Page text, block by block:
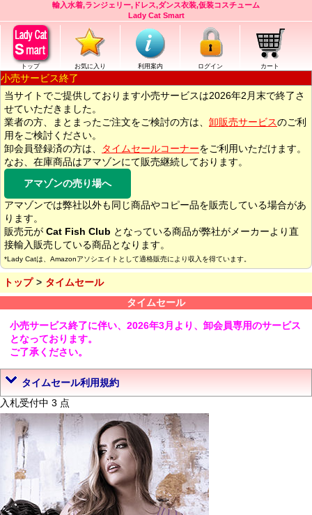
輸入水着,ランジェリー,ドレス,ダンス衣装,仮装コスチューム
Lady Cat Smart
トップ お気に入り 利用案内 ログイン カート
小売サービス終了
当サイトでご提供しております小売サービスは2026年2月末で終了さ
せていただきました。
業者の方、まとまったご注文をご検討の方は、 卸販売サービスのご利
用をご検討ください。
卸会員登録済の方は、
タイムセールコーナーをご利用いただけます。
なお、在庫商品はアマゾンにて販売継続しております。
アマゾンの売り場へ
アマゾンでは弊社以外も同じ商品やコピー品を販売している場合があ
ります。
販売元が Cat Fish Club となっている商品が弊社がメーカーより直
接輸入販売している商品となります。
*Lady Catは、Amazonアソシエイトとして適格販売により収入を得ています。
トップ
タイムセール
タイムセール
小売サービス終了に伴い、2026年3月より、卸会員専用のサービス
となっております。
ご了承ください。
タイムセール利用規約
入札受付中 3 点